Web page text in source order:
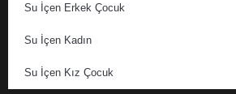
Su İçen Erkek Çocuk
Su İçen Kadın
Su İçen Kız Çocuk